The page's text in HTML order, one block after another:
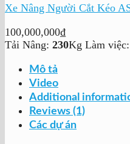
Xe Nâng Người Cắt Kéo
100,000,000₫
Tải Nâng: 230Kg Làm việc:
Mô tả
Video
Additional
Reviews (1)
Các dự án